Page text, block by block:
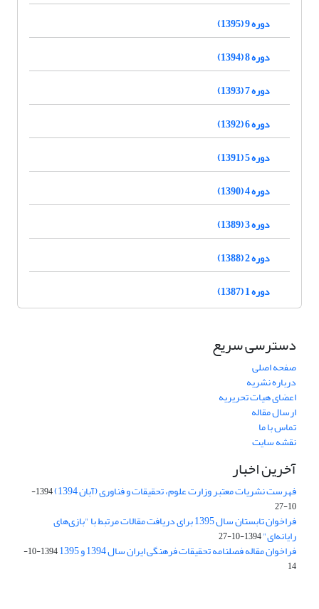
دوره 9 (1395)
دوره 8 (1394)
دوره 7 (1393)
دوره 6 (1392)
دوره 5 (1391)
دوره 4 (1390)
دوره 3 (1389)
دوره 2 (1388)
دوره 1 (1387)
دسترسی سریع
صفحه اصلی
درباره نشریه
اعضای هیات تحریریه
ارسال مقاله
تماس با ما
نقشه سایت
آخرین اخبار
فهرست نشریات معتبر وزارت علوم، تحقیقات و فناوری (آبان 1394)
1394-
10-27
فراخوان تابستان سال 1395 برای دریافت مقالات مرتبط با "بازی‌های
رایانه‌ای"1394-10-27
فراخوان مقاله فصلنامه تحقیقات فرهنگی ایران سال 1394 و 1395
1394-10-
14